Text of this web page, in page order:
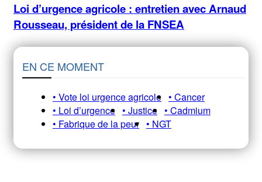
Loi d’urgence agricole : entretien avec Arnaud
Rousseau, président de la FNSEA
EN CE MOMENT
• Vote loi urgence agricole • Cancer
• Loi d’urgence • Justice • Cadmium
• Fabrique de la peur • NGT